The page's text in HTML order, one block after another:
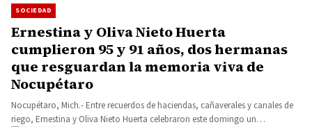
SOCIEDAD
Ernestina y Oliva Nieto Huerta
cumplieron 95 y 91 años, dos hermanas
que resguardan la memoria viva de
Nocupétaro
Nocupétaro, Mich.- Entre recuerdos de haciendas, cañaverales y canales de
riego, Ernestina y Oliva Nieto Huerta celebraron este domingo un…